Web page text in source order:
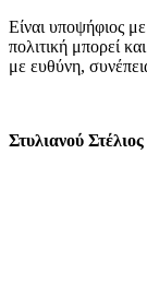
Είναι υποψήφιος
πολιτική μπορεί
με ευθύνη,
Στυλιανού Στέλιος